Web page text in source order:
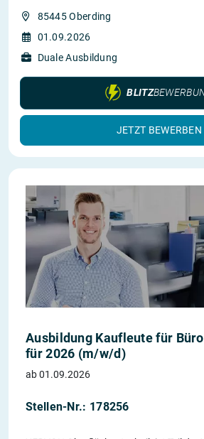
85445 Oberding
01.09.2026
Duale Ausbildung
BLITZ
JETZT BEWERBEN
Ausbildung Kaufleute für
für 2026 (m/w/d)
ab 01.09.2026
Stellen-Nr.: 178256